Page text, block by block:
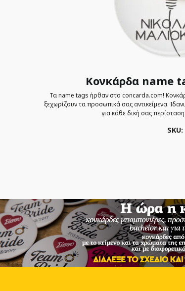
Κονκάρδα name
Τα name tags ήρθαν στο concarda.com!
ξεχωρίζουν τα προσωπικά σας αντικείμενα.
για κάθε δική σας